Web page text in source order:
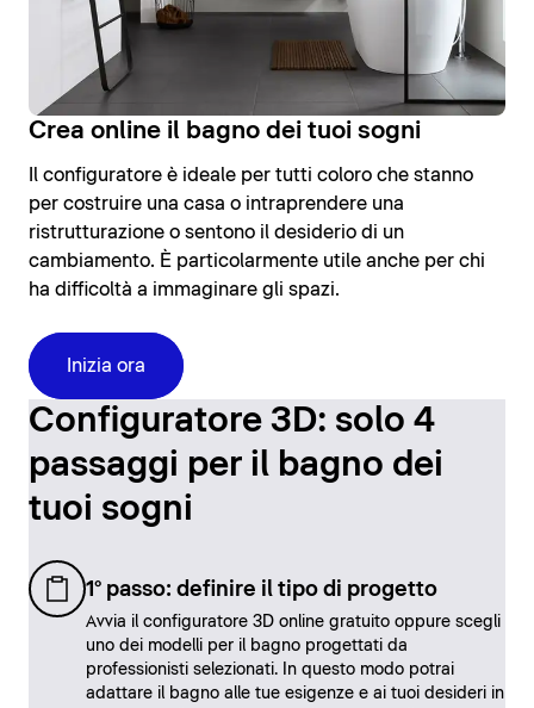
Crea online il bagno dei tuoi sogni
Il configuratore è ideale per tutti coloro che stanno
per costruire una casa o intraprendere una
ristrutturazione o sentono il desiderio di un
cambiamento. È particolarmente utile anche per chi
ha difficoltà a immaginare gli spazi.
Inizia ora
Configuratore 3D: solo 4
passaggi per il bagno dei
tuoi sogni
1° passo: definire il tipo di progetto
Avvia il configuratore 3D online gratuito oppure scegli
uno dei modelli per il bagno progettati da
professionisti selezionati. In questo modo potrai
adattare il bagno alle tue esigenze e ai tuoi desideri in